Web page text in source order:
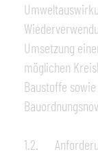
Umsetzung
möglichen
Baustoffe
1.2.